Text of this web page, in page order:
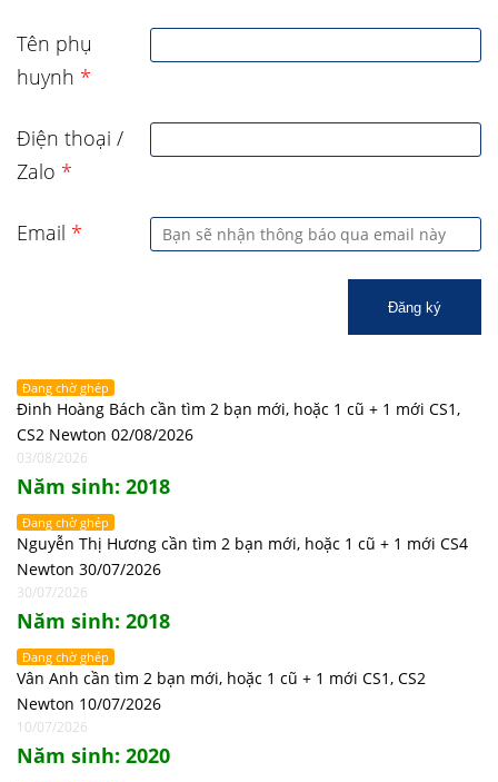
Tên phụ
huynh *
Điện thoại /
Zalo *
Email *
Đăng ký
Đang chờ ghép
Đinh Hoàng Bách cần tìm 2 bạn mới, hoặc 1 cũ + 1 mới CS1,
CS2 Newton 02/08/2026
03/08/2026
Năm sinh: 2018
Đang chờ ghép
Nguyễn Thị Hương cần tìm 2 bạn mới, hoặc 1 cũ + 1 mới CS4
Newton 30/07/2026
30/07/2026
Năm sinh: 2018
Đang chờ ghép
Vân Anh cần tìm 2 bạn mới, hoặc 1 cũ + 1 mới CS1, CS2
Newton 10/07/2026
10/07/2026
Năm sinh: 2020